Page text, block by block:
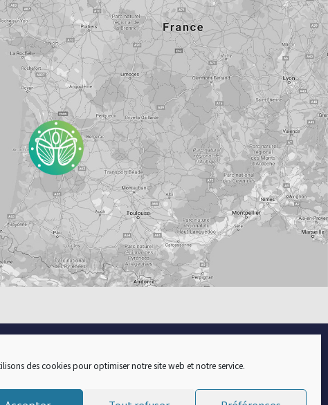
des cookies pour optimiser notre site web et notre service.
Contact
Conditions générales de vente